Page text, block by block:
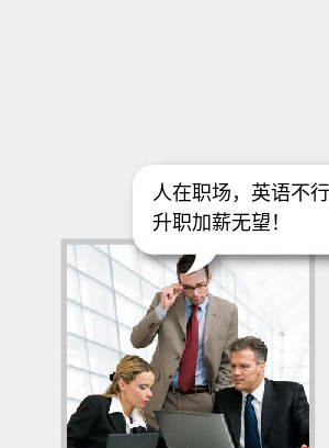
人在职场，英语不行
升职加薪无望！